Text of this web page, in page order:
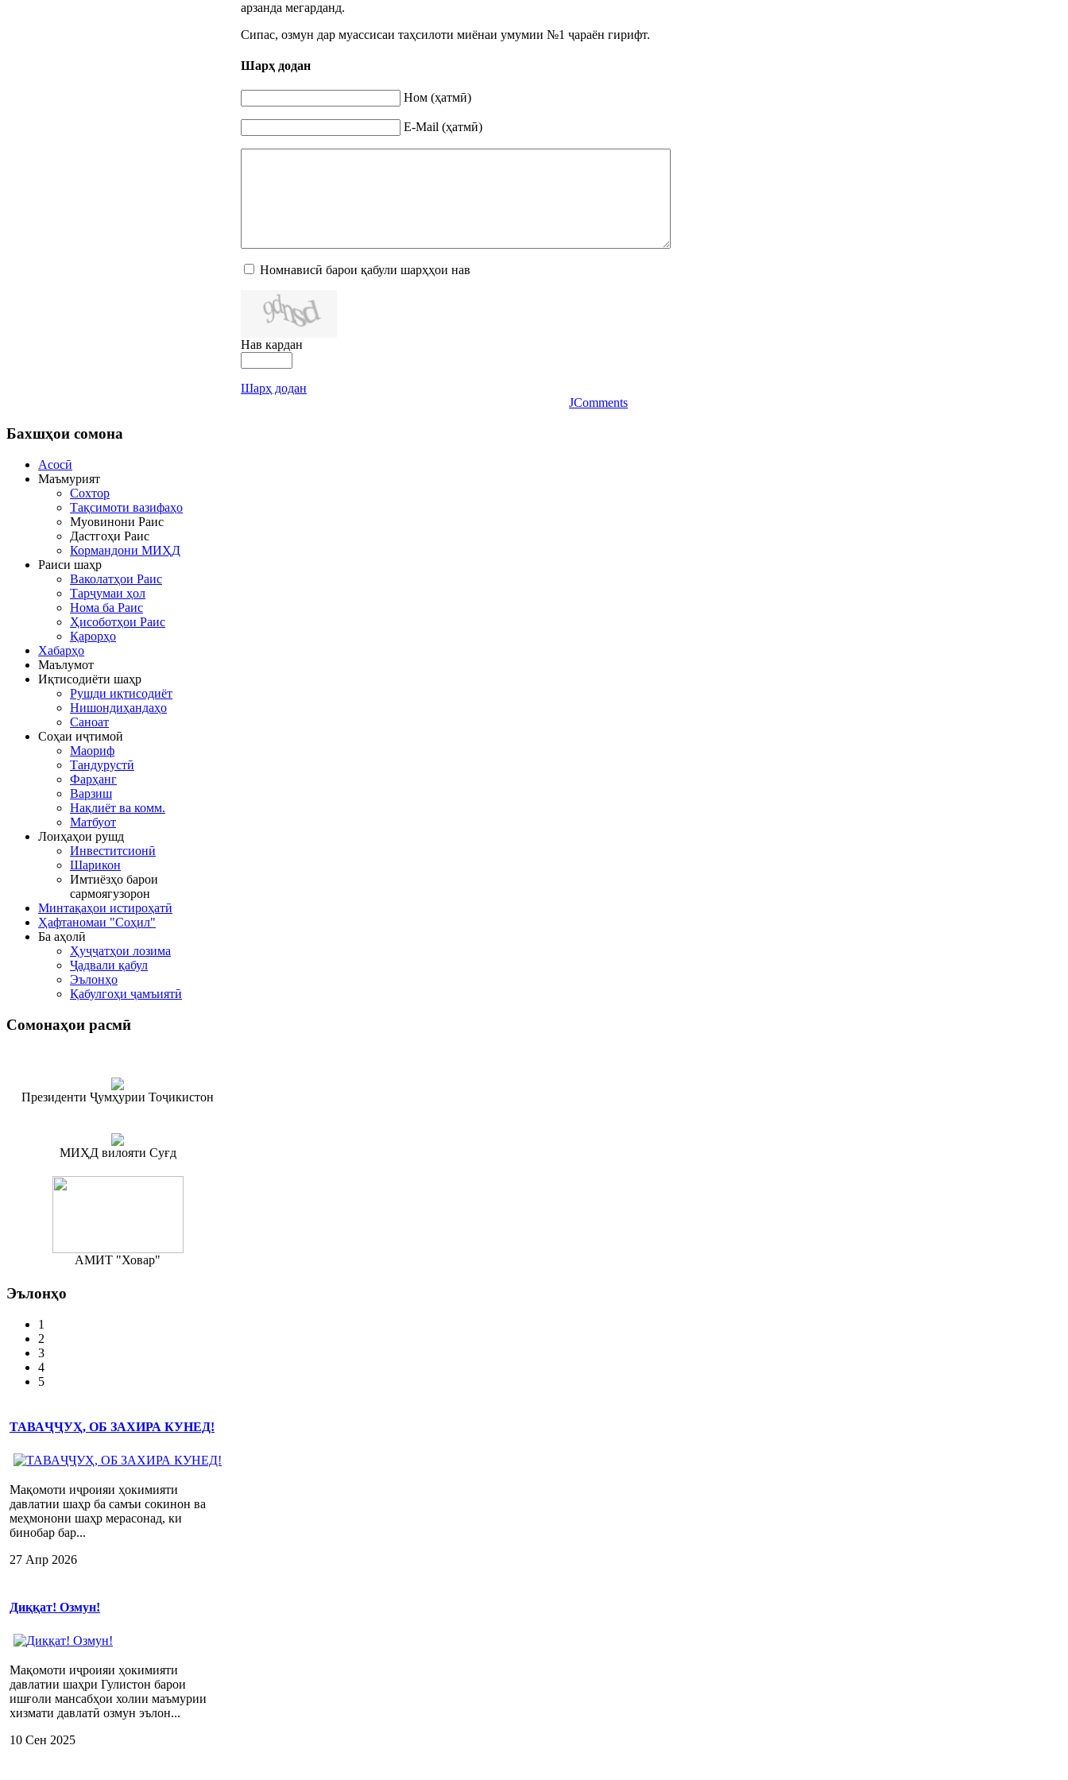
арзанда мегарданд.
Сипас, озмун дар муассисаи таҳсилоти миёнаи умумии №1 ҷараён гирифт.
Шарҳ додан
Ном (ҳатмӣ)
E-Mail (ҳатмӣ)
Номнависӣ барои қабули шарҳҳои нав
Нав кардан
Шарҳ додан
JComments
Бахшҳои сомона
Асосӣ
Маъмурият
Сохтор
Тақсимоти вазифаҳо
Муовинони Раис
Дастгоҳи Раис
Кормандони МИҲД
Раиси шаҳр
Ваколатҳои Раис
Тарҷумаи ҳол
Нома ба Раис
Ҳисоботҳои Раис
Қарорҳо
Хабарҳо
Маълумот
Иқтисодиёти шаҳр
Рушди иқтисодиёт
Нишондиҳандаҳо
Саноат
Соҳаи иҷтимоӣ
Маориф
Тандурустӣ
Фарҳанг
Варзиш
Нақлиёт ва комм.
Матбуот
Лоиҳаҳои рушд
Инвеститсионӣ
Шарикон
Имтиёзҳо барои
сармоягузорон
Минтақаҳои истироҳатӣ
Ҳафтаномаи "Соҳил"
Ба аҳолӣ
Ҳуҷҷатҳои лозима
Ҷадвали қабул
Эълонҳо
Қабулгоҳи ҷамъиятӣ
Сомонаҳои расмӣ
Президенти Ҷумҳурии Тоҷикистон
МИҲД вилояти Суғд
АМИТ "Ховар"
Эълонҳо
1
2
3
4
5
ТАВАҶҶУҲ, ОБ ЗАХИРА КУНЕД!
Мақомоти иҷроияи ҳокимияти
давлатии шаҳр ба самъи сокинон ва
меҳмонони шаҳр мерасонад, ки
бинобар бар...
27 Апр 2026
Диққат! Озмун!
Мақомоти иҷроияи ҳокимияти
давлатии шаҳри Гулистон барои
ишғоли мансабҳои холии маъмурии
хизмати давлатӣ озмун эълон...
10 Сен 2025